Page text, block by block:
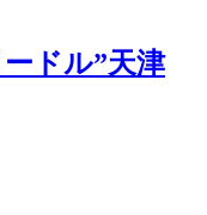
ドル”天津